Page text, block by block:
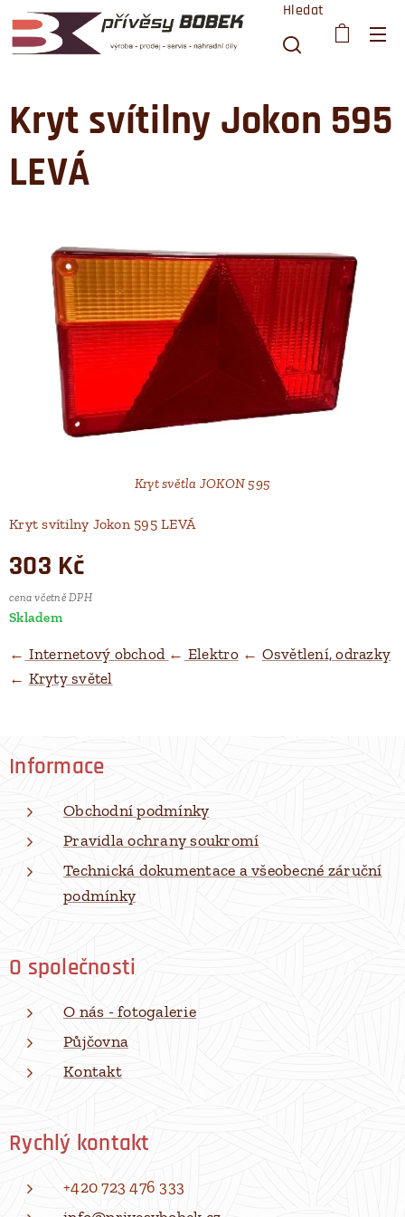
Hledat
Kryt svítilny Jokon 595
LEVÁ
Kryt světla JOKON 595
Kryt svítilny Jokon 595 LEVÁ
303 Kč
cena včetně DPH
Skladem
← Internetový obchod ← Elektro← Osvětlení, odrazky
← Kryty světel
Informace
Obchodní podmínky
Pravidla ochrany soukromí
Technická dokumentace a všeobecné záruční
podmínky
O společnosti
O nás - fotogalerie
Půjčovna
Kontakt
Rychlý kontakt
+420 723 476 333